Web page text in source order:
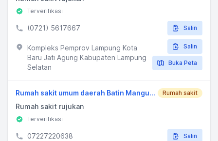
Terverifikasi
(0721) 5617667 Salin
Kompleks Pemprov Lampung Kota
Baru Jati Agung Kabupaten Lampung
Selatan
Salin
Buka Peta
Rumah sakit umum daerah Batin Mangunang Rumah sakit
Rumah sakit rujukan
Terverifikasi
07227220638 Salin